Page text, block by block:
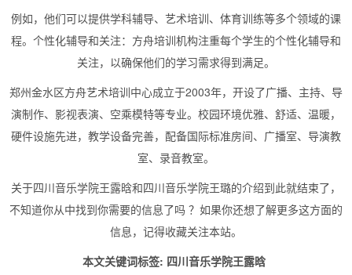
例如，他们可以提供学科辅导、艺术培训、体育训练等多个领域的课
程。个性化辅导和关注：方舟培训机构注重每个学生的个性化辅导和
关注，以确保他们的学习需求得到满足。
郑州金水区方舟艺术培训中心成立于2003年，开设了广播、主持、导
演制作、影视表演、空乘模特等专业。校园环境优雅、舒适、温暖，
硬件设施先进，教学设备完善，配备国际标准房间、广播室、导演教
室、录音教室。
关于四川音乐学院王露晗和四川音乐学院王璐的介绍到此就结束了，
不知道你从中找到你需要的信息了吗 ？如果你还想了解更多这方面的
信息，记得收藏关注本站。
本文关键词标签: 四川音乐学院王露晗